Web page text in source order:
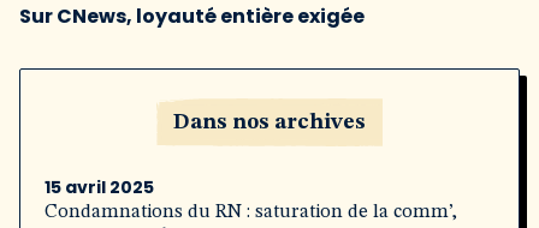
Sur CNews, loyauté entière exigée
Dans nos archives
15 avril 2025
Condamnations du RN : saturation de la comm’,